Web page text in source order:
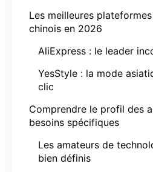
Les meilleures
chinois en 2026
AliExpress : le leader
YesStyle : la mode
clic
Comprendre le profil des
besoins spécifiques
Les amateurs de
bien définis